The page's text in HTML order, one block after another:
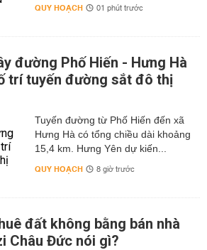
QUY HOẠCH 01 phút trước
đường Phố Hiến - Hưng Hà
trí tuyến đường sắt đô thị
Tuyến đường từ Phố Hiến đến xã
Hưng Hà có tổng chiều dài khoảng
15,4 km. Hưng Yên dự kiến...
QUY HOẠCH 8 giờ trước
đất không bằng bán nhà
Châu Đức nói gì?